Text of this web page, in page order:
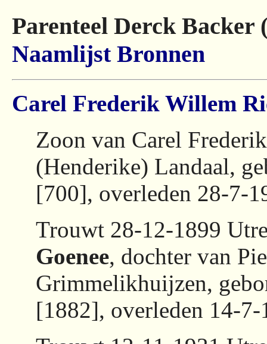
Parenteel Derck Backer
Naamlijst Bronnen
Carel Frederik Willem
Zoon van Carel
(Henderike) Landaal,
[700], overleden 28-7-
Trouwt 28-12-1899
Goenee, dochter van
Grimmelikhuijzen,
[1882], overleden 14-